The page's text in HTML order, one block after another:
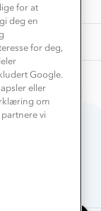
for at
deg en
for deg,
Google.
eller
om
vi